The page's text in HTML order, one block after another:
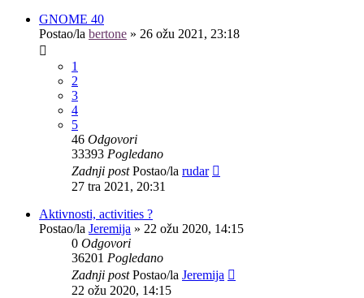
GNOME 40
Postao/la bertone » 26 ožu 2021, 23:18
1
2
3
4
5
46 Odgovori
33393 Pogledano
Zadnji postPostao/la rudar
27 tra 2021, 20:31
Aktivnosti, activities ?
Postao/la Jeremija » 22 ožu 2020, 14:15
0 Odgovori
36201 Pogledano
Zadnji postPostao/la Jeremija
22 ožu 2020, 14:15